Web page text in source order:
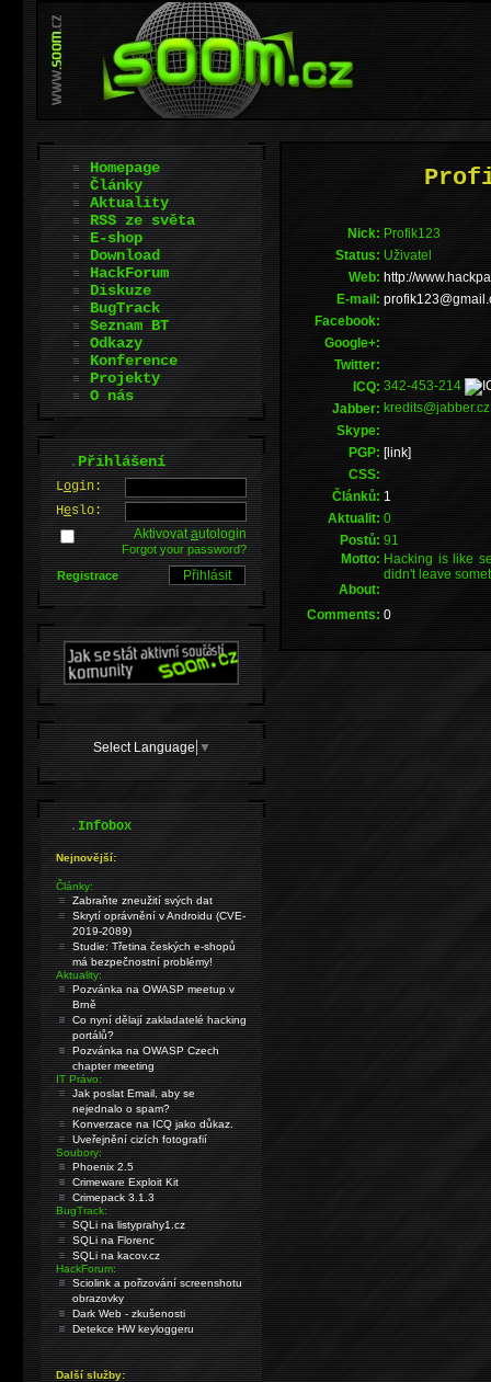
Nick: Profik123
Status: Uživatel
Web: http://
E-mail:
Facebook:
Google+:
Twitter:
ICQ: 342-453-214
Jabber:
Skype:
PGP: [link]
CSS:
Článků: 1
Aktualit: 0
Postů: 91
Motto: Hacking is like
didn't leave
About:
Comments: 0
Homepage
Články
Aktuality
RSS ze světa
E-shop
Download
HackForum
Diskuze
BugTrack
Seznam BT
Odkazy
Konference
Projekty
O nás
.Přihlášení
Login:
Heslo:
Aktivovatautologin
Forgot your password?
Registrace
Select Language ▼
.Infobox
Nejnovější:
Články:
Zabraňte zneužití svých dat
Skrytí oprávnění v Androidu (CVE-
2019-2089)
Studie: Třetina českých e-shopů
má bezpečnostní problémy!
Aktuality:
Pozvánka na OWASP meetup v
Brně
Co nyní dělají zakladatelé hacking
portálů?
Pozvánka na OWASP Czech
chapter meeting
IT Právo:
Jak poslat Email, aby se
nejednalo o spam?
Konverzace na ICQ jako důkaz.
Uveřejnění cizích fotografií
Soubory:
Phoenix 2.5
Crimeware Exploit Kit
Crimepack 3.1.3
BugTrack:
SQLi na listyprahy1.cz
SQLi na Florenc
SQLi na kacov.cz
HackForum:
Sciolink a pořizování screenshotu
obrazovky
Dark Web - zkušenosti
Detekce HW keyloggeru
Další služby: